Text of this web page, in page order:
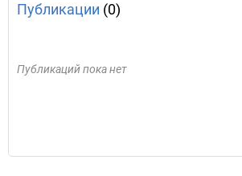
Публикации (0)
Публикаций пока нет